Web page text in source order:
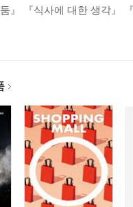
』 『식사에 대한 생각』